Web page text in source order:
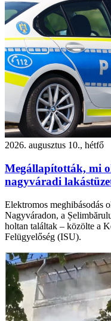
2026. augusztus 10., hétfő
Megállapították, mi
nagyváradi
Elektromos meghibásodás
Nagyváradon, a
holtan találtak – közölte a
Felügyelőség (ISU).